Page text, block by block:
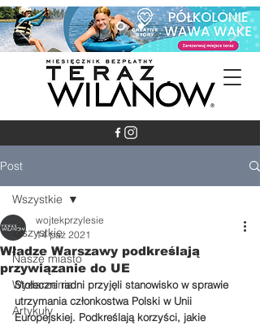
Post
Wszystkie
Nasze miasto
Wydarzenia
Artykuły
Wszystkie
Władze Warszawy podkreślają
przywiązanie do UE
wojtekprzylesie
14 paź 2021
Stołeczni radni przyjęli stanowisko w sprawie
utrzymania członkostwa Polski w Unii
Europejskiej. Podkreślają korzyści, jakie